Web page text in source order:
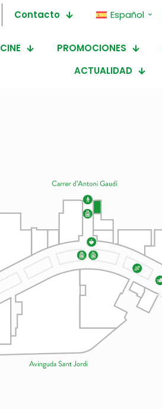
Contacto Español
CINE PROMOCIONES
ACTUALIDAD